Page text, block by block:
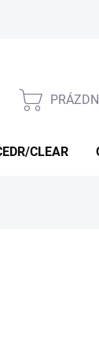
CLEAR